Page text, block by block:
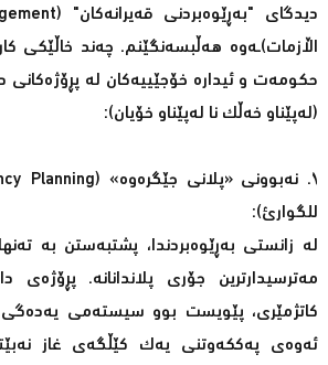
اڵازمات)ـەوە هەڵبسەنگێنم. چەند خاڵێکی
حکومەت و ئیدارە خۆجێییەکان لە پڕۆژەکانی
(لەپێناو خەڵک نا لەپێناو خۆیان):
للگوارئ):
لە زانستی بەڕێوەبردندا، پشتبەستن بە
کاتژمێری، پێویست بوو سیستەمی یەدەگی
ئەوەی پەککەوتنی یەک کێڵگەی غاز